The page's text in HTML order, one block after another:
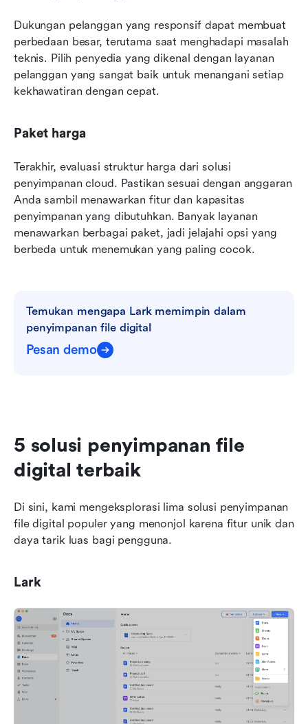
Dukungan pelanggan yang responsif dapat membuat
perbedaan besar, terutama saat menghadapi masalah
teknis. Pilih penyedia yang dikenal dengan layanan
pelanggan yang sangat baik untuk menangani setiap
kekhawatiran dengan cepat.
Paket harga
Terakhir, evaluasi struktur harga dari solusi
penyimpanan cloud. Pastikan sesuai dengan anggaran
Anda sambil menawarkan fitur dan kapasitas
penyimpanan yang dibutuhkan. Banyak layanan
menawarkan berbagai paket, jadi jelajahi opsi yang
berbeda untuk menemukan yang paling cocok.
Temukan mengapa Lark memimpin dalam
penyimpanan file digital
Pesan demo
5 solusi penyimpanan file
digital terbaik
Di sini, kami mengeksplorasi lima solusi penyimpanan
file digital populer yang menonjol karena fitur unik dan
daya tarik luas bagi pengguna.
Lark